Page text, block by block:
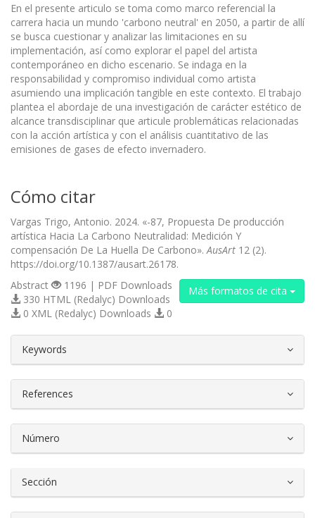
En el presente articulo se toma como marco referencial la
carrera hacia un mundo 'carbono neutral' en 2050, a partir de allí
se busca cuestionar y analizar las limitaciones en su
implementación, así como explorar el papel del artista
contemporáneo en dicho escenario. Se indaga en la
responsabilidad y compromiso individual como artista
asumiendo una implicación tangible en este contexto. El trabajo
plantea el abordaje de una investigación de carácter estético de
alcance transdisciplinar que articule problemáticas relacionadas
con la acción artística y con el análisis cuantitativo de las
emisiones de gases de efecto invernadero.
Cómo citar
Vargas Trigo, Antonio. 2024. «-87, Propuesta De producción
artística Hacia La Carbono Neutralidad: Medición Y
compensación De La Huella De Carbono».AusArt 12 (2).
https://doi.org/10.1387/ausart.26178.
Más formatos de cita
Abstract
1196 | PDF Downloads
330 HTML (Redalyc) Downloads
0 XML (Redalyc) Downloads
0
Keywords
References
Número
Sección